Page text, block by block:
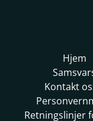
Hjem
Kontakt
Retningslinjer